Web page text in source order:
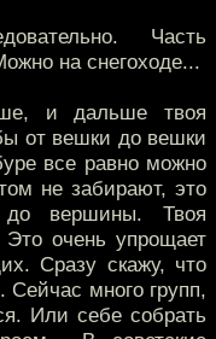
Часть
на снегоходе...
и дальше твоя
от вешки до вешки
все равно можно
не забирают, это
до вершины. Твоя
очень упрощает
Сразу скажу, что
Сейчас много групп,
Или себе собрать